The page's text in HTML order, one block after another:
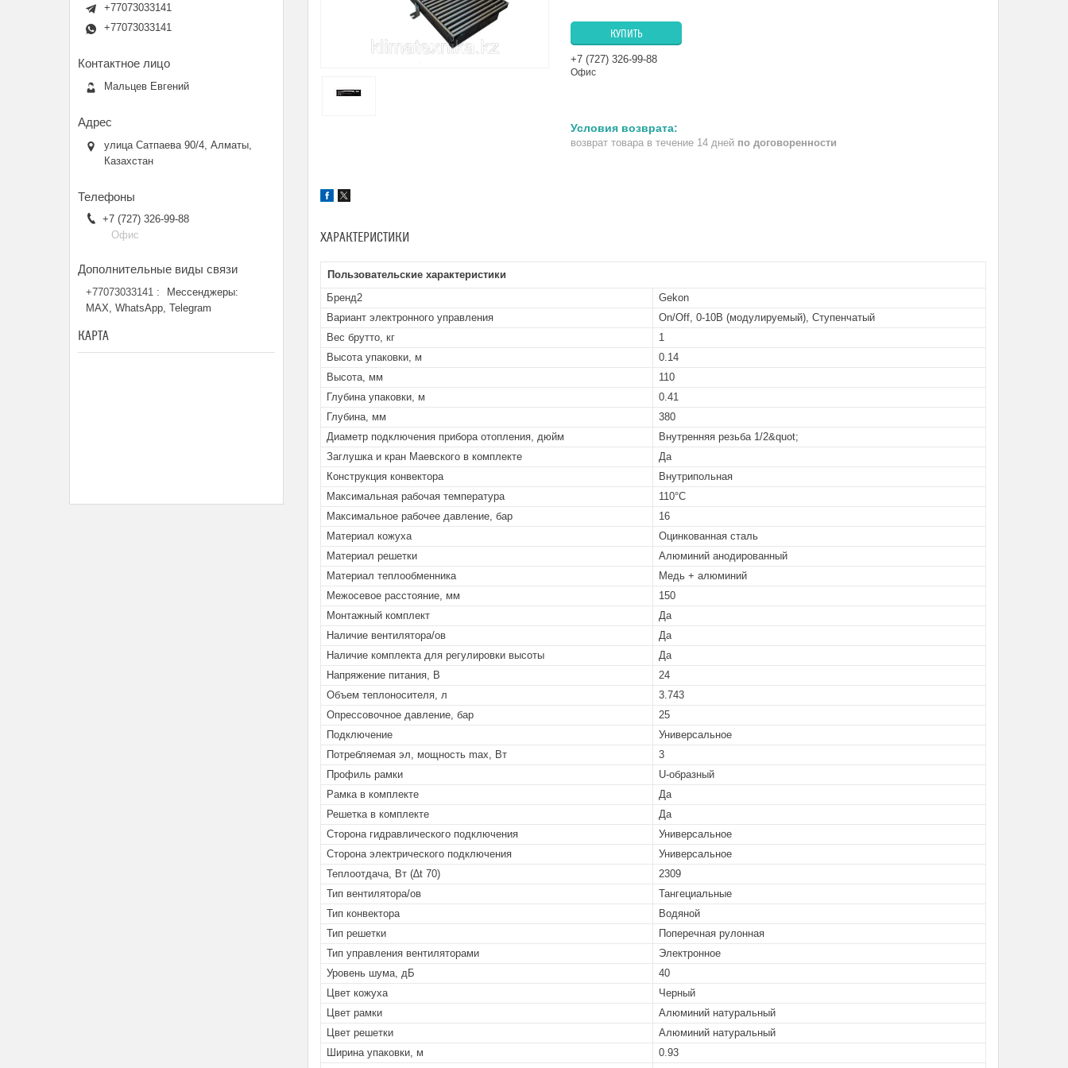
КУПИТЬ
+7 (727) 326-99-88
Офис
возврат товара в течение 14 дней по договоренности
ХАРАКТЕРИСТИКИ
Пользовательские характеристики
Бренд2
Gekon
Вариант электронного управления
On/Off, 0-10B (модулируемый), Ступенчатый
Вес брутто, кг
1
Высота упаковки, м
0.14
Высота, мм
110
Глубина упаковки, м
0.41
Глубина, мм
380
Диаметр подключения прибора отопления, дюйм
Внутренняя резьба 1/2&quot;
Заглушка и кран Маевского в комплекте
Да
Конструкция конвектора
Внутрипольная
Максимальная рабочая температура
110°C
Максимальное рабочее давление, бар
16
Материал кожуха
Оцинкованная сталь
Материал решетки
Алюминий анодированный
Материал теплообменника
Медь + алюминий
Межосевое расстояние, мм
150
Монтажный комплект
Да
Наличие вентилятора/ов
Да
Наличие комплекта для регулировки высоты
Да
Напряжение питания, В
24
Объем теплоносителя, л
3.743
Опрессовочное давление, бар
25
Подключение
Универсальное
Потребляемая эл, мощность max, Вт
3
Профиль рамки
U-образный
Рамка в комплекте
Да
Решетка в комплекте
Да
Сторона гидравлического подключения
Универсальное
Сторона электрического подключения
Универсальное
Теплоотдача, Вт (∆t 70)
2309
Тип вентилятора/ов
Тангециальные
Тип конвектора
Водяной
Тип решетки
Поперечная рулонная
Тип управления вентиляторами
Электронное
Уровень шума, дБ
40
Цвет кожуха
Черный
Цвет рамки
Алюминий натуральный
Цвет решетки
Алюминий натуральный
Ширина упаковки, м
0.93
+77073033141
+77073033141
Мальцев Евгений
улица Сатпаева 90/4, Алматы,
Казахстан
+7 (727) 326-99-88
Офис
+77073033141
Мессенджеры:
MAX, WhatsApp, Telegram
КАРТА